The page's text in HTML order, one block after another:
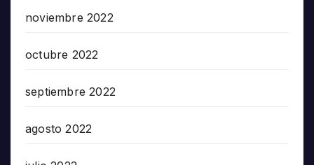
noviembre 2022
octubre 2022
septiembre 2022
agosto 2022